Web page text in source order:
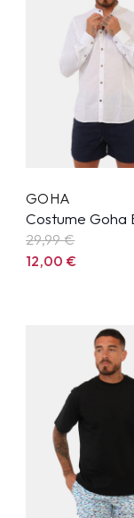
GOHA
Costume Goha
29,99€
12,00€